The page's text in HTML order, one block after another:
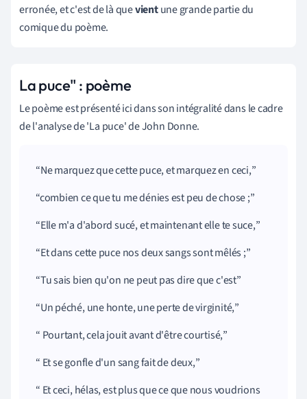
erronée, et c'est de là quevientune grande partie du
comique du poème.
La puce" : poème
Le poème est présenté ici dans son intégralité dans le cadre
de l'analyse de 'La puce' de John Donne.
Ne marquez que cette puce, et marquez en ceci,
combien ce que tu me dénies est peu de chose ;
Elle m'a d'abord sucé, et maintenant elle te suce,
Et dans cette puce nos deux sangs sont mêlés ;
Tu sais bien qu'on ne peut pas dire que c'est
Un péché, une honte, une perte de virginité,
Pourtant, cela jouit avant d'être courtisé,
Et se gonfle d'un sang fait de deux,
Et ceci, hélas, est plus que ce que nous voudrions